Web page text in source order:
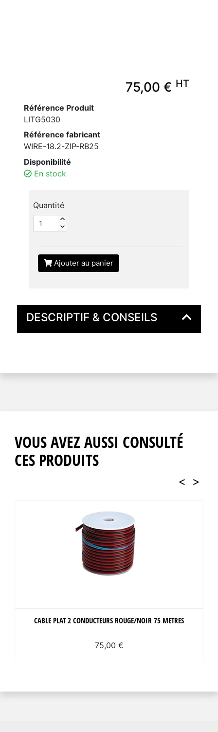
75,00 € HT
Référence Produit
LITG5030
Référence fabricant
WIRE-18.2-ZIP-RB25
Disponibilité
En stock
Quantité
Ajouter au panier
DESCRIPTIF & CONSEILS
VOUS AVEZ AUSSI CONSULTÉ
CES PRODUITS
< >
CABLE PLAT 2 CONDUCTEURS ROUGE/NOIR 75 METRES
75,00 €